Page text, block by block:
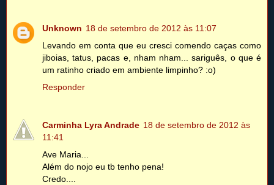
Unknown 18 de setembro de 2012 às 11:07
Levando em conta que eu cresci comendo caças como
jiboias, tatus, pacas e, nham nham... sariguês, o que é
um ratinho criado em ambiente limpinho? :o)
Responder
Carminha Lyra Andrade 18 de setembro de 2012 às
11:41
Ave Maria...
Além do nojo eu tb tenho pena!
Credo....